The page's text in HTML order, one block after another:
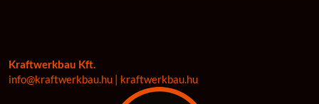
Kraftwerkbau Kft.
info@kraftwerkbau.hu | kraftwerkbau.hu